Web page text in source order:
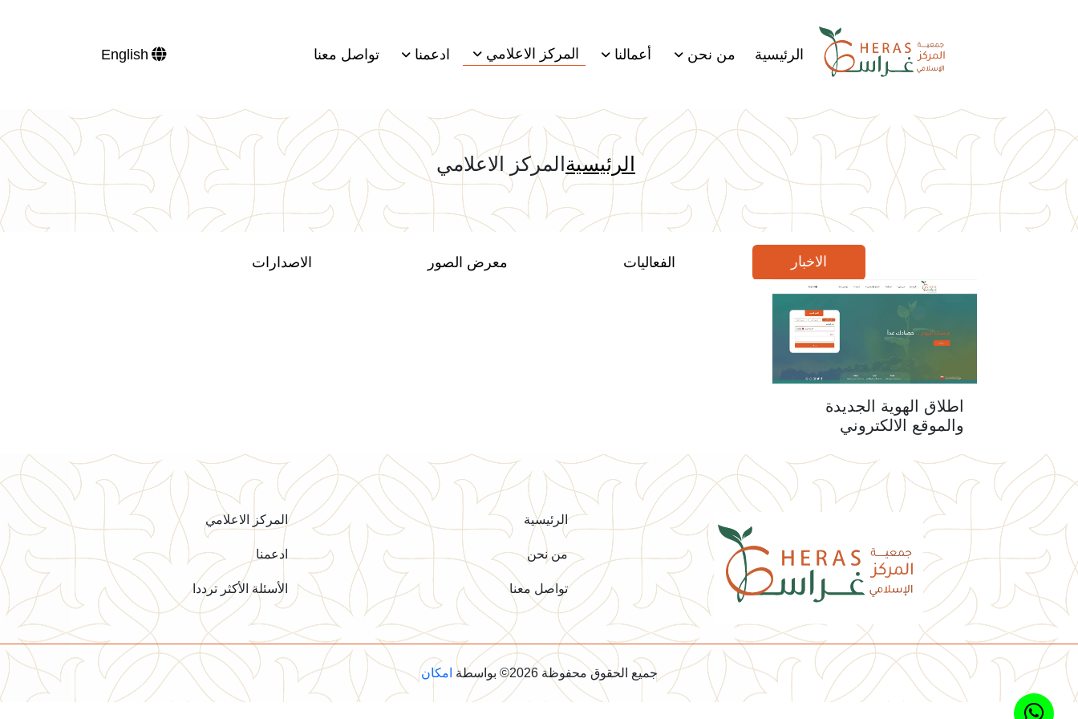
الرئيسية من نحن أعمالنا المركز الاعلامي ادعمنا تواصل معنا English
الرئيسية المركز الاعلامي
الاخبار الفعاليات معرض الصور الاصدارات
اطلاق الهوية الجديدة
والموقع الالكتروني
الرئيسية
من نحن
تواصل معنا
المركز الاعلامي
ادعمنا
الأسئلة الأكثر ترددا
جميع الحقوق محفوظة 2026© بواسطة امكان